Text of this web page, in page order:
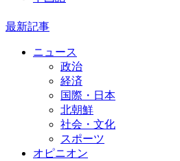
最新記事
ニュース
政治
経済
国際・日本
北朝鮮
社会・文化
スポーツ
オピニオン